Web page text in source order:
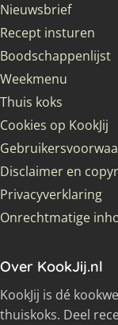
Nieuwsbrief
Recept insturen
Boodschappenlijst
Weekmenu
Thuis koks
Cookies op KookJij
Disclaimer en
Privacyverklaring
Onrechtmatige
Over KookJij.nl
KookJij is dé
thuiskoks. Deel